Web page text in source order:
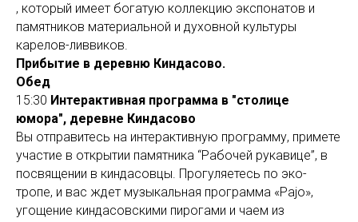
, который имеет богатую коллекцию экспонатов и
памятников материальной и духовной культуры
карелов-ливвиков.
Прибытие в деревню Киндасово.
Обед
15:30 Интерактивная программа в "столице
юмора", деревне Киндасово
Вы отправитесь на интерактивную программу, примете
участие в открытии памятника “Рабочей рукавице”, в
посвящении в киндасовцы. Прогуляетесь по эко-
тропе, и вас ждет музыкальная программа «Pajo»,
угощение киндасовскими пирогами и чаем из